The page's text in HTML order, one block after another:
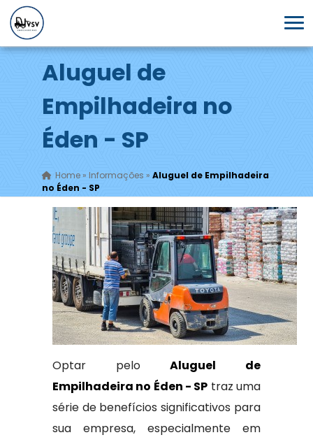
Aluguel de
Empilhadeira no
Éden - SP
Home» Informações » Aluguel de Empilhadeira
no Éden - SP
Optar peloAluguel de
Empilhadeira no Éden - SP traz uma
série de benefícios significativos para
sua empresa, especialmente em